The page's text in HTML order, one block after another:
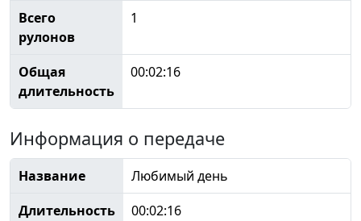
Всего
рулонов
1
Общая
длительность
00:02:16
Информация о передаче
Название
Любимый день
Длительность
00:02:16